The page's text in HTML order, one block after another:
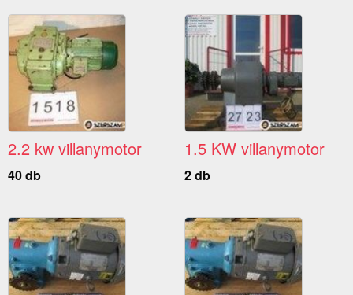
2.2 kw villanymotor
40 db
1.5 KW villanymotor
2 db